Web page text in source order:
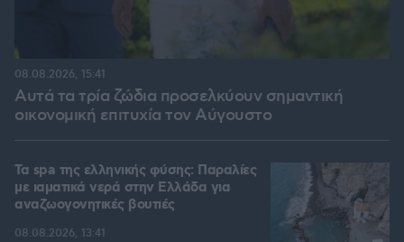
Αυτά τα τρία ζώδια προσελκύουν σημαντική
οικονομική επιτυχία τον Αύγουστο
08.08.2026, 15:41
Τα spa της ελληνικής φύσης: Παραλίες
με ιαματικά νερά στην Ελλάδα για
αναζωογονητικές βουτιές
08.08.2026, 13:41